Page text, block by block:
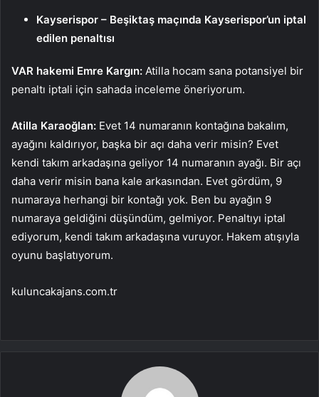
Kayserispor – Beşiktaş maçında Kayserispor’un iptal
edilen penaltısı
VAR hakemi Emre Kargın: Atilla hocam sana potansiyel bir
penaltı iptali için sahada inceleme öneriyorum.
Atilla Karaoğlan: Evet 14 numaranın kontağına bakalım,
ayağını kaldırıyor, başka bir açı daha verir misin? Evet
kendi takım arkadaşına geliyor 14 numaranın ayağı. Bir açı
daha verir misin bana kale arkasından. Evet gördüm, 9
numaraya herhangi bir kontağı yok. Ben bu ayağın 9
numaraya geldiğini düşündüm, gelmiyor. Penaltıyı iptal
ediyorum, kendi takım arkadaşına vuruyor. Hakem atışıyla
oyunu başlatıyorum.
kuluncakajans.com.tr